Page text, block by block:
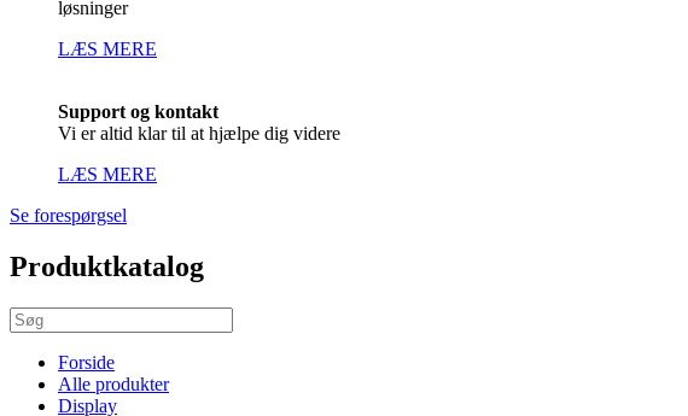
løsninger
LÆS MERE
Support og kontakt
Vi er altid klar til at hjælpe dig videre
LÆS MERE
Se forespørgsel
Produktkatalog
Forside
Alle produkter
Display